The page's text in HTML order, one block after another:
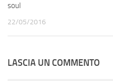
soul
22/05/2016
LASCIA UN COMMENTO